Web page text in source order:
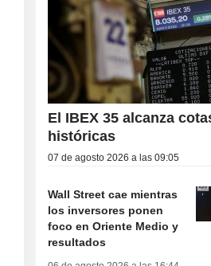
El IBEX 35 alcanza
históricas
07 de agosto 2026 a las 09:05
Wall Street cae mientras
los inversores ponen
foco en Oriente Medio y
resultados